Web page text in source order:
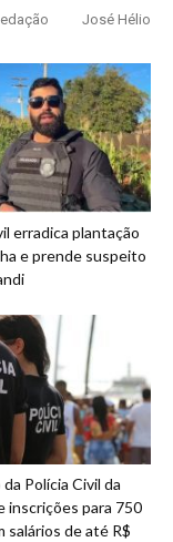
José Hélio
erradica plantação
e prende suspeito
Polícia Civil da
inscrições para 750
salários de até R$